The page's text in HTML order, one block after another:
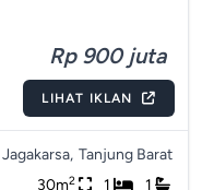
Rp 900 juta
LIHAT IKLAN
Jagakarsa, Tanjung Barat
30m2 1 1